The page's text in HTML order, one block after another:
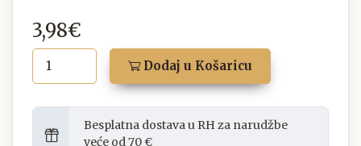
3,98€
Dodaj u Košaricu
Besplatna dostava u RH za narudžbe
veće od 70 €